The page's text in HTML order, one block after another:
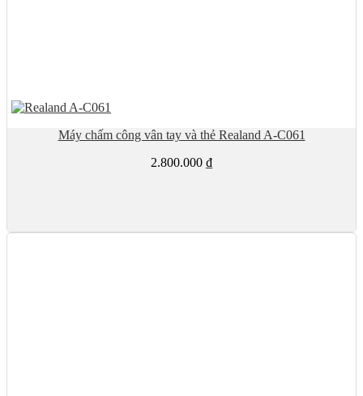
Máy chấm công vân tay và thẻ Realand A-C061
2.800.000 ₫